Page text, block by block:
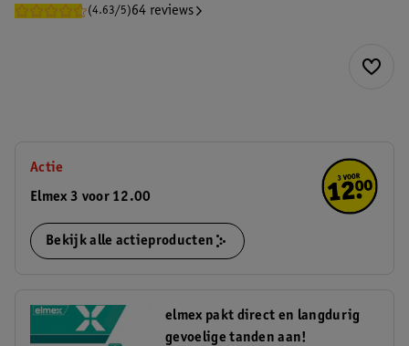
(4.63/5)64 reviews
Actie
Elmex 3 voor 12.00
Bekijk alle actieproducten
elmex pakt direct en langdurig
gevoelige tanden aan!